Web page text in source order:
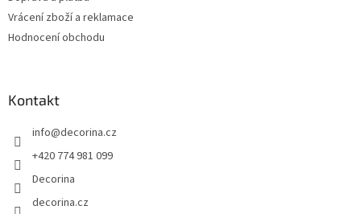
Vrácení zboží a reklamace
Hodnocení obchodu
Kontakt
info@decorina.cz
+420 774 981 099
Decorina
decorina.cz